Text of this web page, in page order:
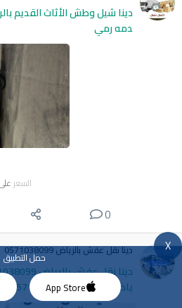
دمه رمي
السعر
0
دينا نقل عفش بالرياض 0571038099
ياض إلى الدمام 0َ571038099
X
حمل التطبيق
App Store